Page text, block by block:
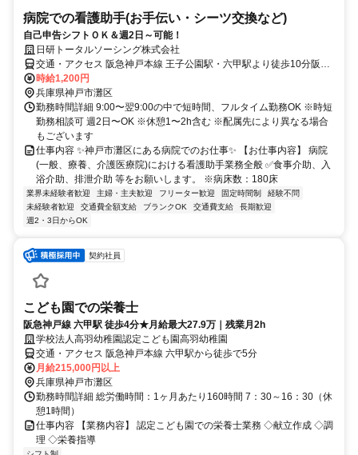
病院での看護助手(お手伝い・シーツ交換など)
自己申告シフトＯＫ＆週2日～可能！
日研トータルソーシング株式会社
交通・アクセス 阪急神戸本線 王子公園駅・六甲駅より徒歩10分阪神
本線 大石駅より徒歩10分JR神戸線 六甲道駅より徒歩10分
時給1,200円
兵庫県神戸市灘区
勤務時間詳細 9:00〜翌9:00の中で短時間、フルタイム勤務OK ※時短
勤務相談可 週2日〜OK ※休憩1〜2h含む ※配属先により異なる場合
もございます
仕事内容 ✨神戸市灘区にある病院でのお仕事✨ 【お仕事内容】 病院
(一般、療養、介護医療院)における看護助手業務全般 ✅食事介助、入
浴介助、排泄介助 等をお願いします。 ※病床数：180床
業界未経験者歓迎 主婦・主夫歓迎 フリーター歓迎 固定時間制
経験不問
未経験者歓迎
交通費全額支給 ブランクOK 交通費支給
長期歓迎
週2・3日からOK
契約社員
こども園での栄養士
阪急神戸線 六甲駅 徒歩4分★月給最大27.9万｜残業月2h
学校法人高羽幼稚園認定こども園高羽幼稚園
交通・アクセス 阪急神戸本線 六甲駅から徒歩で5分
月給215,000円以上
兵庫県神戸市灘区
勤務時間詳細 総労働時間：1ヶ月あたり160時間 7：30～16：30（休
憩1時間）
仕事内容 【業務内容】 認定こども園での栄養士業務 ◇献立作成 ◇調
理 ◇栄養指導